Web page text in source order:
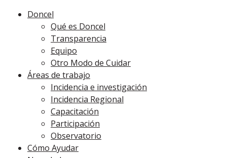
Doncel
Qué es Doncel
Transparencia
Equipo
Otro Modo de Cuidar
Áreas de trabajo
Incidencia e investigación
Incidencia Regional
Capacitación
Participación
Observatorio
Cómo Ayudar